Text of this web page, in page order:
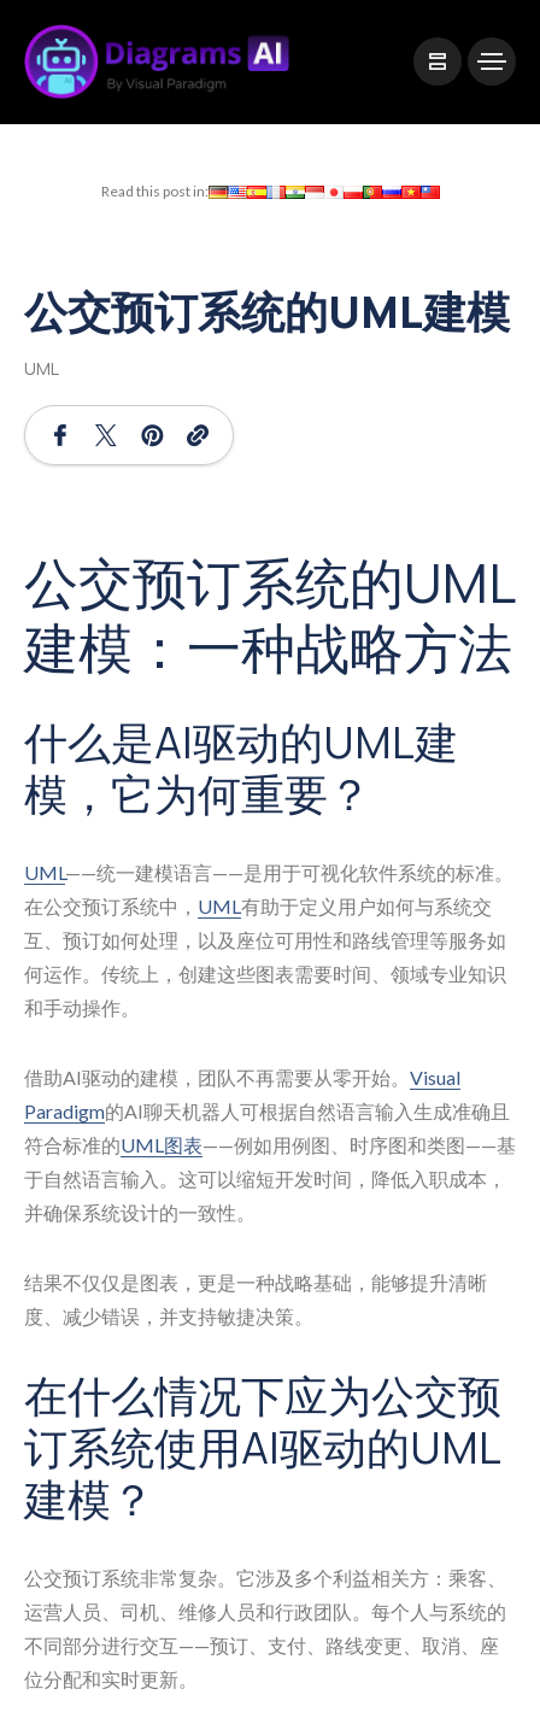
Read this post in:
公交预订系统的UML建模
UML
公交预订系统的UML
建模：一种战略方法
什么是AI驱动的UML建
模，它为何重要？
UML——统一建模语言——是用于可视化软件系统的标准。
在公交预订系统中， UML有助于定义用户如何与系统交
互、预订如何处理，以及座位可用性和路线管理等服务如
何运作。传统上，创建这些图表需要时间、领域专业知识
和手动操作。
借助AI驱动的建模，团队不再需要从零开始。 Visual
Paradigm的AI聊天机器人可根据自然语言输入生成准确且
符合标准的UML图表——例如用例图、时序图和类图——基
于自然语言输入。这可以缩短开发时间，降低入职成本，
并确保系统设计的一致性。
结果不仅仅是图表，更是一种战略基础，能够提升清晰
度、减少错误，并支持敏捷决策。
在什么情况下应为公交预
订系统使用AI驱动的UML
建模？
公交预订系统非常复杂。它涉及多个利益相关方：乘客、
运营人员、司机、维修人员和行政团队。每个人与系统的
不同部分进行交互——预订、支付、路线变更、取消、座
位分配和实时更新。